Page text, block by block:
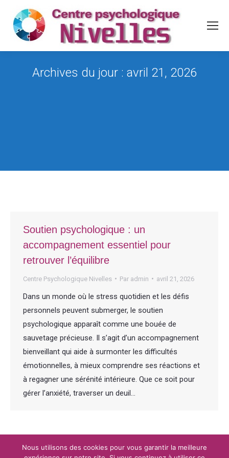
Archives du jour : avril 21, 2026
Soutien psychologique : un
accompagnement essentiel pour
retrouver l’équilibre
Centre Psychologique Nivelles Par admin avril 21, 2026
Dans un monde où le stress quotidien et les défis
personnels peuvent submerger, le soutien
psychologique apparaît comme une bouée de
sauvetage précieuse. Il s’agit d’un accompagnement
bienveillant qui aide à surmonter les difficultés
émotionnelles, à mieux comprendre ses réactions et
à regagner une sérénité intérieure. Que ce soit pour
gérer l’anxiété, traverser un deuil…
Nous utilisons des cookies pour vous garantir la meilleure